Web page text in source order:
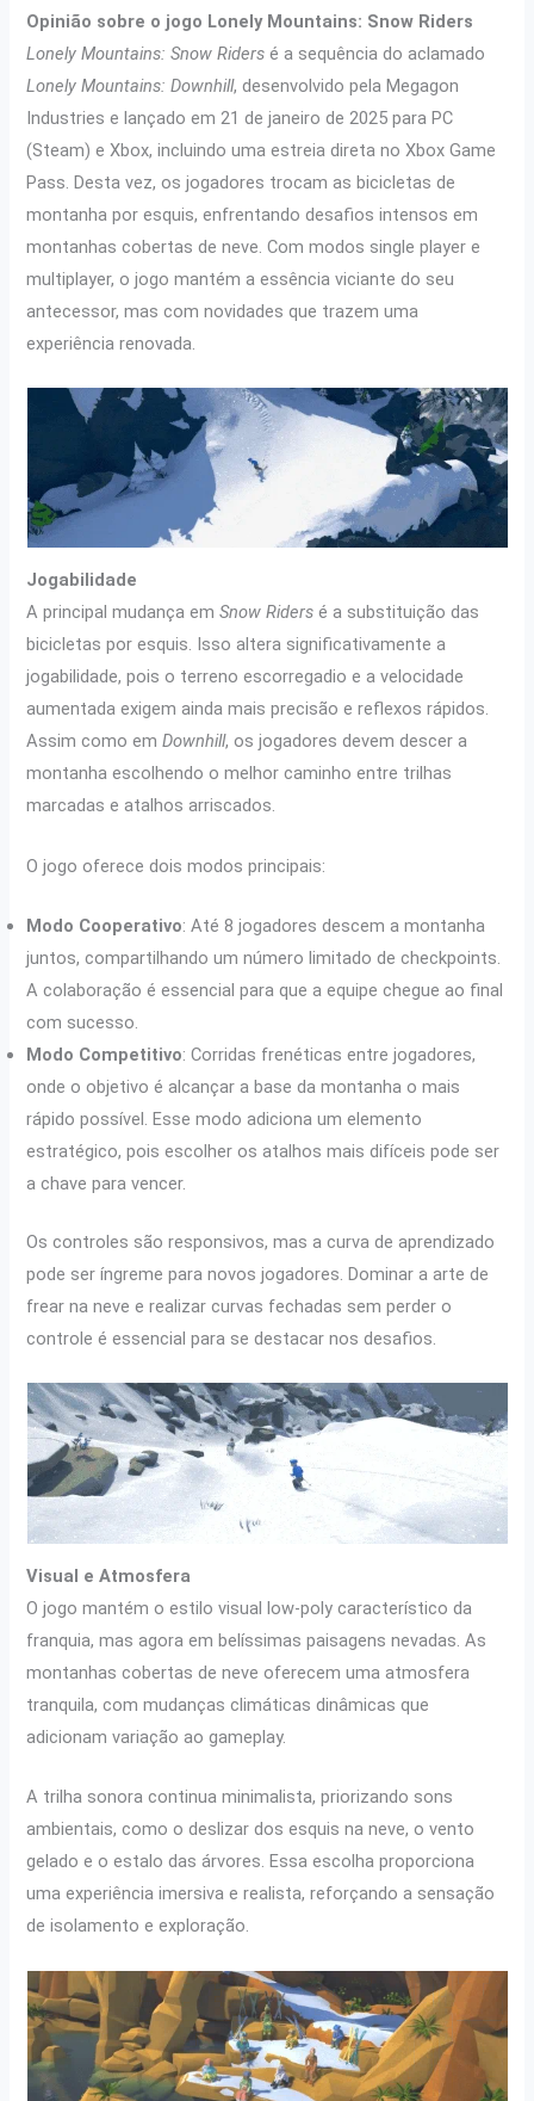
Opinião sobre o jogo Lonely Mountains: Snow Riders
Lonely Mountains: Snow Riders é a sequência do aclamado
Lonely Mountains: Downhill, desenvolvido pela Megagon
Industries e lançado em 21 de janeiro de 2025 para PC
(Steam) e Xbox, incluindo uma estreia direta no Xbox Game
Pass. Desta vez, os jogadores trocam as bicicletas de
montanha por esquis, enfrentando desafios intensos em
montanhas cobertas de neve. Com modos single player e
multiplayer, o jogo mantém a essência viciante do seu
antecessor, mas com novidades que trazem uma
experiência renovada.
Jogabilidade
A principal mudança emSnow Riders é a substituição das
bicicletas por esquis. Isso altera significativamente a
jogabilidade, pois o terreno escorregadio e a velocidade
aumentada exigem ainda mais precisão e reflexos rápidos.
Assim como emDownhill, os jogadores devem descer a
montanha escolhendo o melhor caminho entre trilhas
marcadas e atalhos arriscados.
O jogo oferece dois modos principais:
Modo Cooperativo: Até 8 jogadores descem a montanha
juntos, compartilhando um número limitado de checkpoints.
A colaboração é essencial para que a equipe chegue ao final
com sucesso.
Modo Competitivo: Corridas frenéticas entre jogadores,
onde o objetivo é alcançar a base da montanha o mais
rápido possível. Esse modo adiciona um elemento
estratégico, pois escolher os atalhos mais difíceis pode ser
a chave para vencer.
Os controles são responsivos, mas a curva de aprendizado
pode ser íngreme para novos jogadores. Dominar a arte de
frear na neve e realizar curvas fechadas sem perder o
controle é essencial para se destacar nos desafios.
Visual e Atmosfera
O jogo mantém o estilo visual low-poly característico da
franquia, mas agora em belíssimas paisagens nevadas. As
montanhas cobertas de neve oferecem uma atmosfera
tranquila, com mudanças climáticas dinâmicas que
adicionam variação ao gameplay.
A trilha sonora continua minimalista, priorizando sons
ambientais, como o deslizar dos esquis na neve, o vento
gelado e o estalo das árvores. Essa escolha proporciona
uma experiência imersiva e realista, reforçando a sensação
de isolamento e exploração.